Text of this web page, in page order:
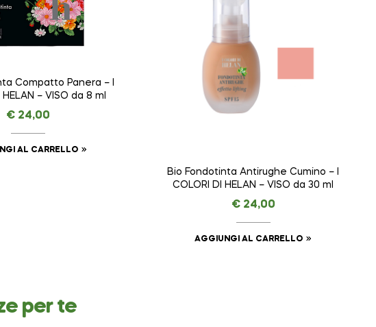
Compatto Panera – I
HELAN – VISO da 8 ml
€ 24,00
AL CARRELLO
Bio Fondotinta Antirughe Cumino – I
COLORI DI HELAN – VISO da 30 ml
€24,00
AGGIUNGI AL CARRELLO
per te